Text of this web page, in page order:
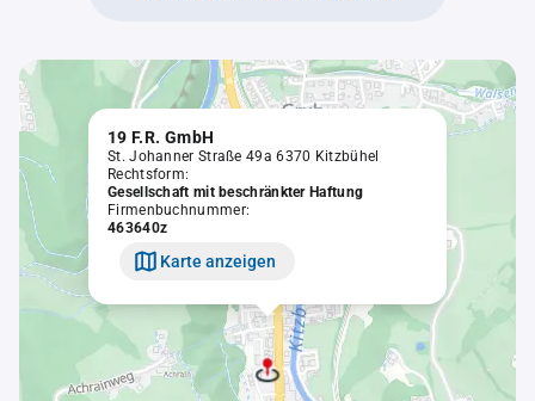
19 F.R. GmbH
St. Johanner Straße 49a 6370 Kitzbühel
Rechtsform:
Gesellschaft mit beschränkter Haftung
Firmenbuchnummer:
463640z
Karte anzeigen